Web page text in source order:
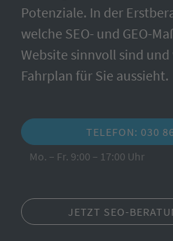
Potenziale. In der
welche SEO- und GEO-
Website sinnvoll sind
Fahrplan für Sie aussieht.
TELEFON: 030
Mo. – Fr. 9:00 – 17:00 Uhr
JETZT SEO-